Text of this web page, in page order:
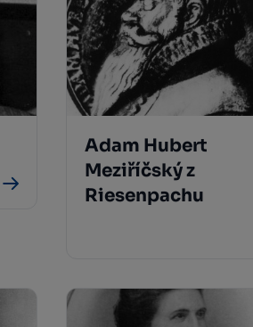
Adam Hubert
Meziříčský z
Riesenpachu